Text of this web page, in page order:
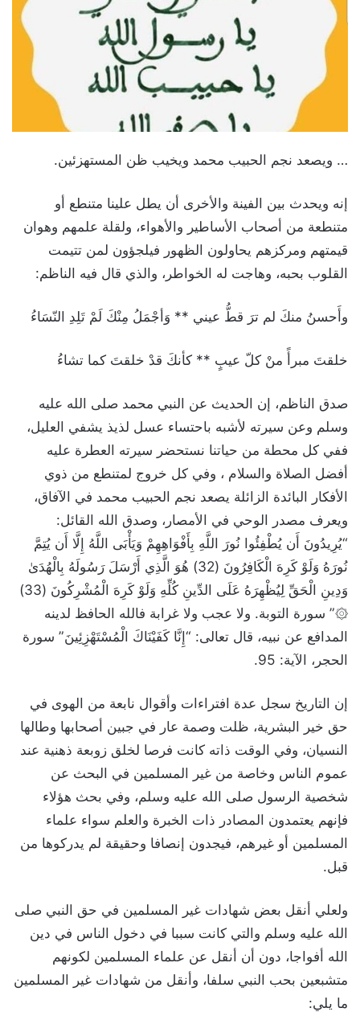
… ويصعد نجم الحبيب محمد ويخيب ظن المستهزئين.
إنه ويحدث بين الفينة والأخرى أن يطل علينا متنطع أو
متنطعة من أصحاب الأساطير والأهواء، ولقلة علمهم وهوان
قيمتهم ومركزهم يحاولون الظهور فيلجؤون لمن تتيمت
القلوب بحبه، وهاجت له الخواطر، والذي قال فيه الناظم:
وأَحسنُ منكَ لم ترَ قطُّ عيني ** وَأجْمَلُ مِنْكَ لَمْ تَلِدِ النّسَاءُ
خلقتَ مبرأً منْ كلّ عيبٍ ** كأنكَ قدْ خلقتَ كما تشاءُ
صدق الناظم، إن الحديث عن النبي محمد صلى الله عليه
وسلم وعن سيرته لأشبه باحتساء عسل لذيذ يشفي العليل،
ففي كل محطة من حياتنا نستحضر سيرته العطرة عليه
أفضل الصلاة والسلام ، وفي كل خروج لمتنطع من ذوي
الأفكار البائدة الزائلة يصعد نجم الحبيب محمد في الآفاق،
ويعرف مصدر الوحي في الأمصار، وصدق الله القائل:
“يُرِيدُونَ أَن يُطْفِئُوا نُورَ اللَّهِ بِأَفْوَاهِهِمْ وَيَأْبَى اللَّهُ إِلَّا أَن يُتِمَّ
نُورَهُ وَلَوْ كَرِهَ الْكَافِرُونَ (32) هُوَ الَّذِي أَرْسَلَ رَسُولَهُ بِالْهُدَىٰ
وَدِينِ الْحَقِّ لِيُظْهِرَهُ عَلَى الدِّينِ كُلِّهِ وَلَوْ كَرِهَ الْمُشْرِكُونَ (33)
۞” سورة التوبة. ولا عجب ولا غرابة فالله الحافظ لدينه
المدافع عن نبيه، قال تعالى: “إِنَّا كَفَيْنَاكَ الْمُسْتَهْزِئِينَ” سورة
الحجر، الآية: 95.
إن التاريخ سجل عدة افتراءات وأقوال نابعة من الهوى في
حق خير البشرية، ظلت وصمة عار في جبين أصحابها وطالها
النسيان، وفي الوقت ذاته كانت فرصا لخلق زوبعة ذهنية عند
عموم الناس وخاصة من غير المسلمين في البحث عن
شخصية الرسول صلى الله عليه وسلم، وفي بحث هؤلاء
فإنهم يعتمدون المصادر ذات الخبرة والعلم سواء علماء
المسلمين أو غيرهم، فيجدون إنصافا وحقيقة لم يدركوها من
قبل.
ولعلي أنقل بعض شهادات غير المسلمين في حق النبي صلى
الله عليه وسلم والتي كانت سببا في دخول الناس في دين
الله أفواجا، دون أن أنقل عن علماء المسلمين لكونهم
متشبعين بحب النبي سلفا، وأنقل من شهادات غير المسلمين
ما يلي: